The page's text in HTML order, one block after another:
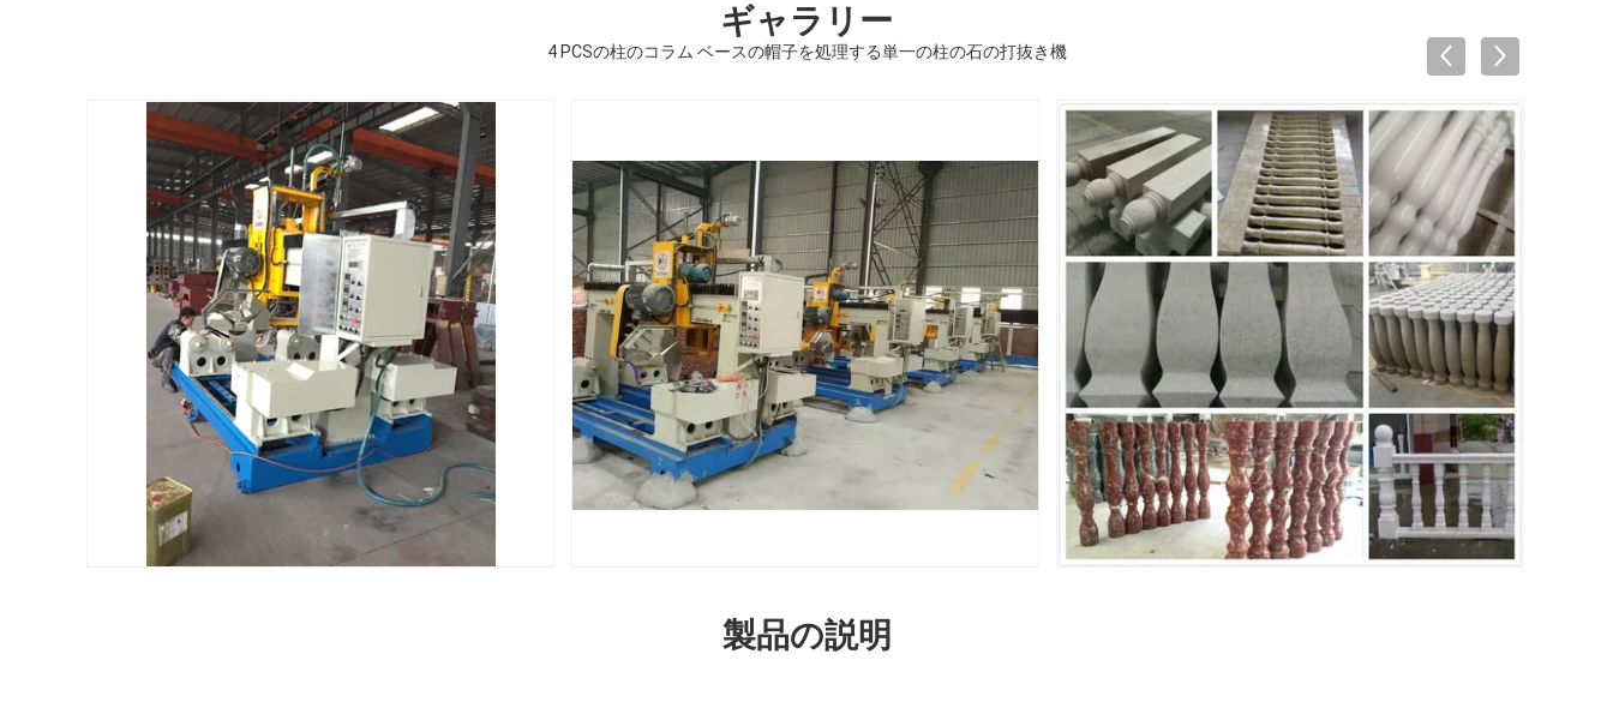
ギャラリー
4 PCSの柱のコラム ベースの帽子を処理する単一の柱の石の打抜き機
製品の説明